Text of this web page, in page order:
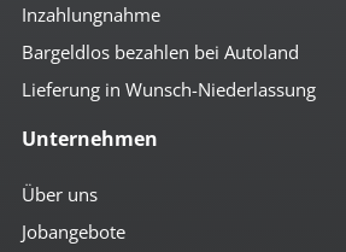
Inzahlungnahme
Bargeldlos bezahlen bei Autoland
Lieferung in Wunsch-Niederlassung
Unternehmen
Über uns
Jobangebote